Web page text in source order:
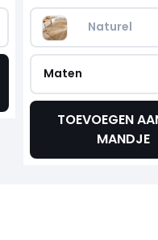
Naturel
Maten
TOEVOEGEN
MANDJE